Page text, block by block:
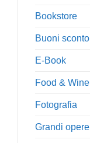
Bookstore
Buoni sconto
E-Book
Food & Wine
Fotografia
Grandi opere